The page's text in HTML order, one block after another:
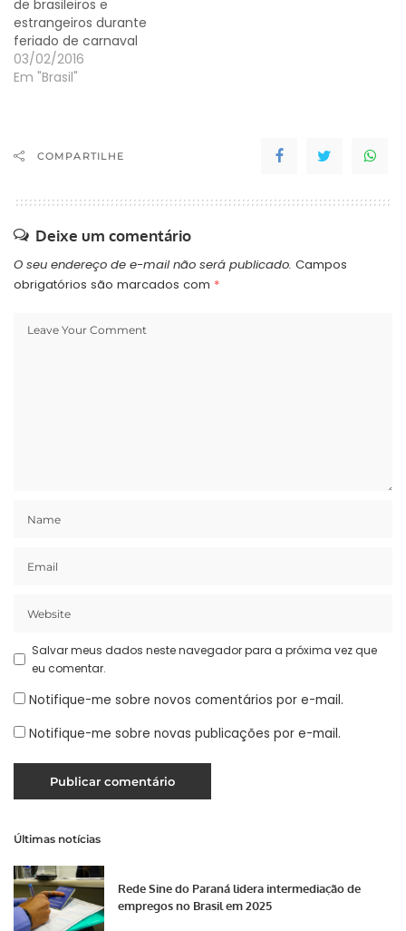
de brasileiros e
estrangeiros durante
feriado de carnaval
03/02/2016
Em "Brasil"
COMPARTILHE
Deixe um comentário
O seu endereço de e-mail não será publicado. Campos
obrigatórios são marcados com *
Salvar meus dados neste navegador para a próxima vez que
eu comentar.
Notifique-me sobre novos comentários por e-mail.
Notifique-me sobre novas publicações por e-mail.
Últimas notícias
Rede Sine do Paraná lidera intermediação de
empregos no Brasil em 2025